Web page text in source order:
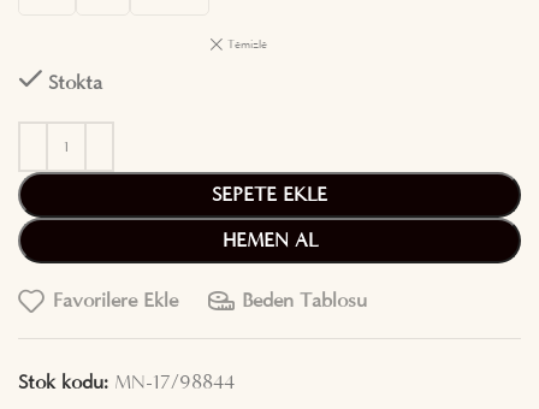
Temizle
Stokta
SEPETE EKLE
HEMEN AL
Favorilere Ekle Beden Tablosu
Stok kodu: MN-17/98844